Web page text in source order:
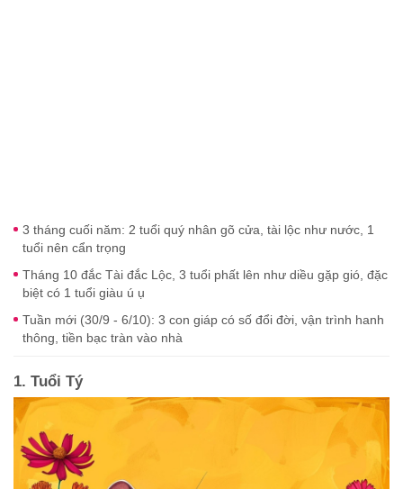
3 tháng cuối năm: 2 tuổi quý nhân gõ cửa, tài lộc như nước, 1
tuổi nên cẩn trọng
Tháng 10 đắc Tài đắc Lộc, 3 tuổi phất lên như diều gặp gió, đặc
biệt có 1 tuổi giàu ú ụ
Tuần mới (30/9 - 6/10): 3 con giáp có số đổi đời, vận trình hanh
thông, tiền bạc tràn vào nhà
1. Tuổi Tý